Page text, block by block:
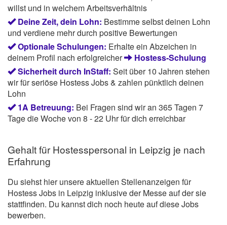
willst und in welchem Arbeitsverhältnis
Deine Zeit, dein Lohn: Bestimme selbst deinen Lohn
und verdiene mehr durch positive Bewertungen
Optionale Schulungen: Erhalte ein Abzeichen in
deinem Profil nach erfolgreicher
Hostess-Schulung
Sicherheit durch InStaff: Seit über 10 Jahren stehen
wir für seriöse Hostess Jobs & zahlen pünktlich deinen
Lohn
1A Betreuung: Bei Fragen sind wir an 365 Tagen 7
Tage die Woche von 8 - 22 Uhr für dich erreichbar
Gehalt für Hostesspersonal in Leipzig je nach
Erfahrung
Du siehst hier unsere aktuellen Stellenanzeigen für
Hostess Jobs in Leipzig inklusive der Messe auf der sie
stattfinden. Du kannst dich noch heute auf diese Jobs
bewerben.